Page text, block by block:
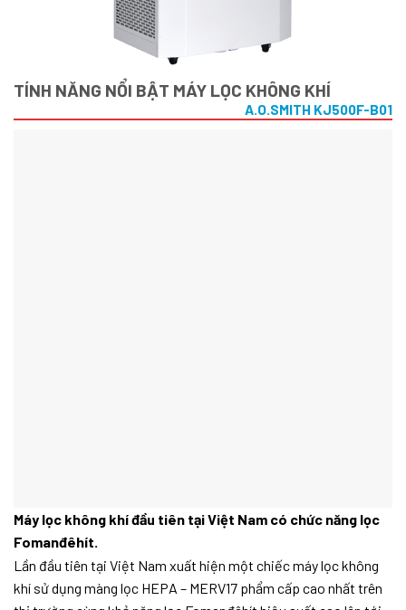
TÍNH NĂNG NỔI BẬT MÁY LỌC KHÔNG KHÍ
A.O.SMITH KJ500F-B01
Máy lọc không khí đầu tiên tại Việt Nam có chức năng lọc
Fomanđêhít.
Lần đầu tiên tại Việt Nam xuất hiện một chiếc máy lọc không
khí sử dụng màng lọc HEPA – MERV17 phẩm cấp cao nhất trên